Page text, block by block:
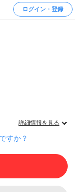
ログイン・登録
詳細情報を見る
すか？